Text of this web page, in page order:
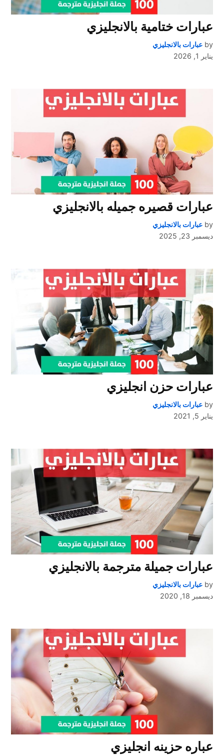
عبارات ختامية بالانجليزي
by عبارات بالانجليزي
يناير 1, 2026
عبارات قصيره جميله بالانجليزي
by عبارات بالانجليزي
ديسمبر 23, 2025
عبارات حزن انجليزي
by عبارات بالانجليزي
يناير 5, 2021
عبارات جميلة مترجمة بالانجليزي
by عبارات بالانجليزي
ديسمبر 18, 2020
عباره حزينه انجليزي